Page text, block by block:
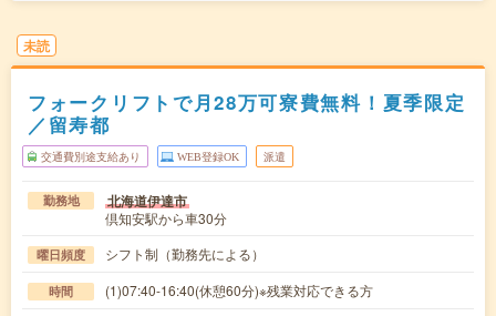
未読
フォークリフトで月28万可寮費無料！夏季限定
／留寿都
交通費別途支給あり WEB登録OK 派遣
勤務地 北海道伊達市
倶知安駅から車30分
曜日頻度 シフト制（勤務先による）
時間 (1)07:40-16:40(休憩60分)※残業対応できる方